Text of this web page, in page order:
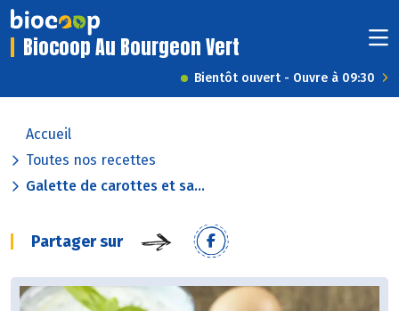
Biocoop Au Bourgeon Vert
Bientôt ouvert - Ouvre à 09:30
Accueil
Toutes nos recettes
Galette de carottes et sa...
Partager sur